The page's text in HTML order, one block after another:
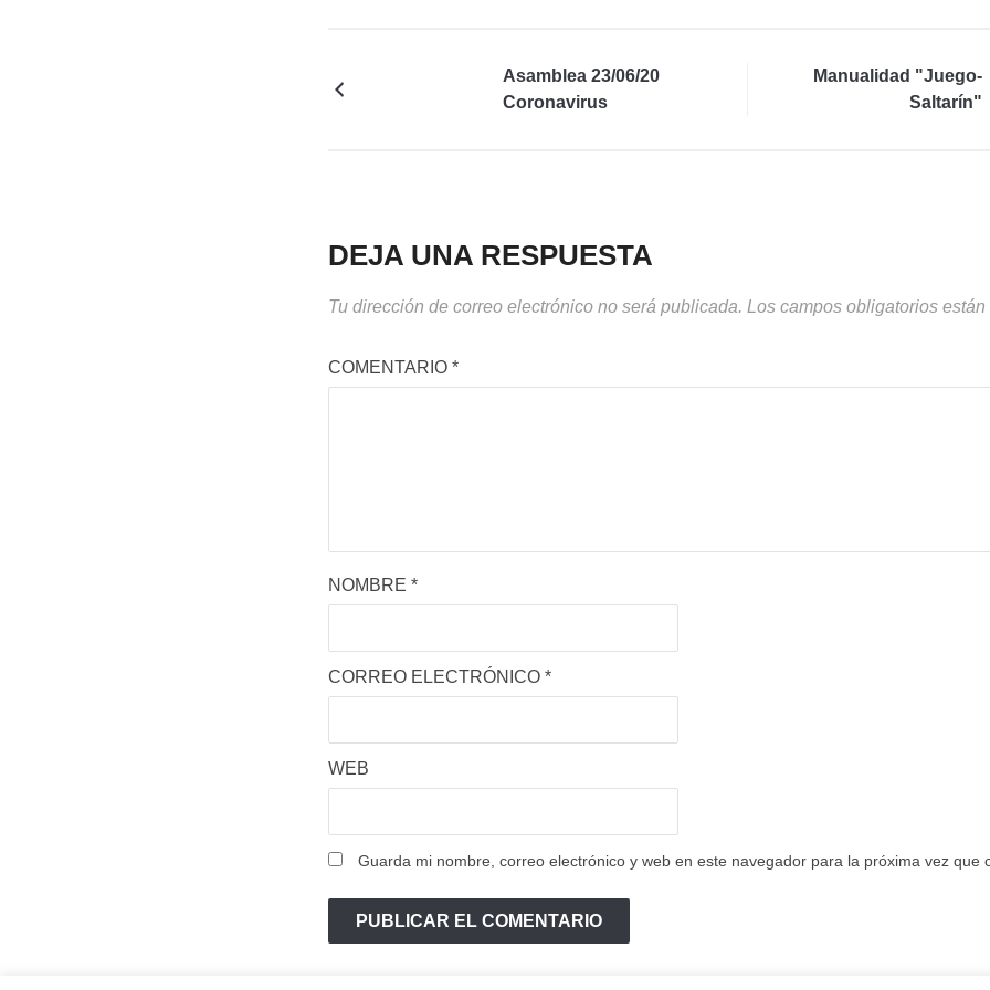
Asamblea 23/06/20
Coronavirus
Manualidad "Juego-
Saltarín"
DEJA UNA RESPUESTA
Tu dirección de correo electrónico no será publicada. Los campos obligatorios están
COMENTARIO *
NOMBRE *
CORREO ELECTRÓNICO *
WEB
Guarda mi nombre, correo electrónico y web en este navegador para la próxima vez que